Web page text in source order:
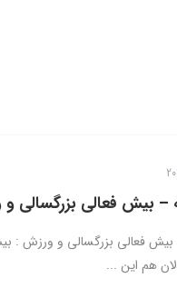
بیش فعالی بزرگسالی
فعالی بزرگسالی و ورزش : بیش
هم این ...